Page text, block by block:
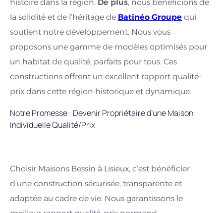
histoire dans la région. De plus, nous bénéficions de
la solidité et de l’héritage de Batinéo Groupe qui
soutient notre développement. Nous vous
proposons une gamme de modèles optimisés pour
un habitat de qualité, parfaits pour tous. Ces
constructions offrent un excellent rapport qualité-
prix dans cette région historique et dynamique.
Notre Promesse : Devenir Propriétaire d’une Maison
Individuelle Qualité/Prix
Choisir Maisons Bessin à Lisieux, c’est bénéficier
d’une construction sécurisée, transparente et
adaptée au cadre de vie. Nous garantissons le